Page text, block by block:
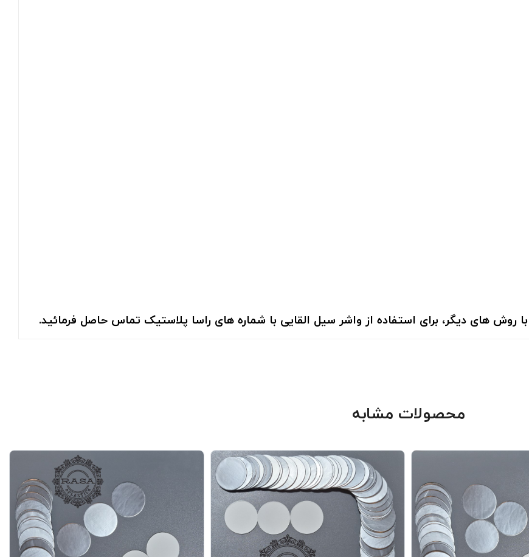
روش های دیگر، برای استفاده از واشر سیل القایی با شماره های راسا پلاستیک تماس حاصل فرمائید.
محصولات مشابه